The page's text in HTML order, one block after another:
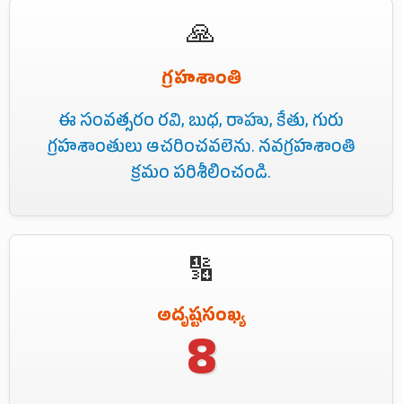
🙏
గ్రహశాంతి
ఈ సంవత్సరం రవి, బుధ, రాహు, కేతు, గురు
గ్రహశాంతులు ఆచరించవలెను. నవగ్రహశాంతి
క్రమం పరిశీలించండి.
🔢
అదృష్టసంఖ్య
8